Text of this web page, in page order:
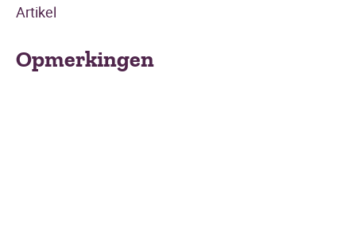
Artikel
Opmerkingen